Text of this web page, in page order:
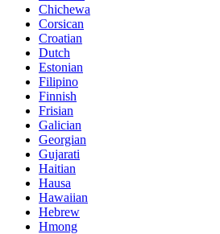
Chichewa
Corsican
Croatian
Dutch
Estonian
Filipino
Finnish
Frisian
Galician
Georgian
Gujarati
Haitian
Hausa
Hawaiian
Hebrew
Hmong